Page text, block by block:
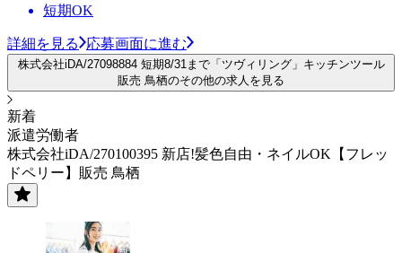
短期OK
詳細を見る 応募画面に進む
株式会社iDA/27098884 短期8/31まで「ツヴィリング」キッチンツール
販売 鳥栖のその他の求人を見る
新着
派遣労働者
株式会社iDA/270100395 新店!髪色自由・ネイルOK【フレッ
ドペリー】販売 鳥栖